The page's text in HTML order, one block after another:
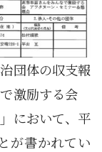
団体の収支報
激励する会
において、平
が書かれてい